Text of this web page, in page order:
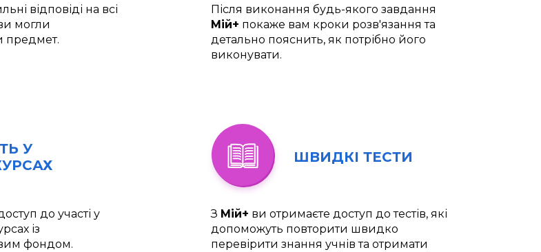
відповіді на всі
могли
предмет.
Після виконання будь-якого завдання
Мій+ покаже вам кроки розв'язання та
детально пояснить, як потрібно його
виконувати.
У
до участі у
із
фондом.
ШВИДКІ ТЕСТИ
З Мій+ ви отримаєте доступ до тестів, які
допоможуть повторити швидко
перевірити знання учнів та отримати